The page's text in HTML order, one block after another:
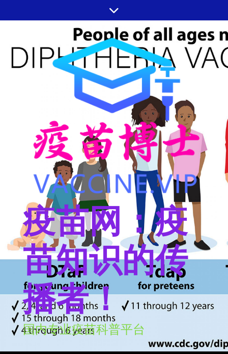
至
疫苗网：疫
苗知识的传
播者！
国内专业疫苗科普平台